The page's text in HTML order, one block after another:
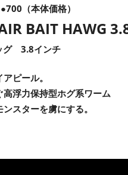
（本体価格）
BAIT HAWG
グ 3.8インチ
ピール。
浮力保持型ホグ系ワーム
スターを虜にする。